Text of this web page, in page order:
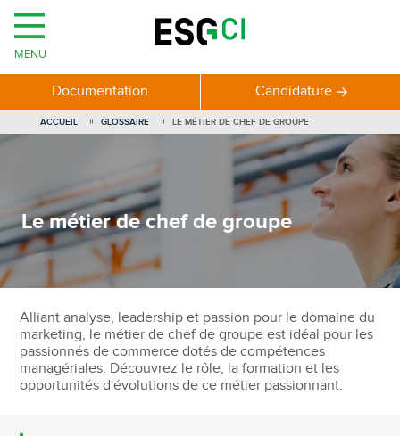
Le métier de chef de groupe
ACCUEIL GLOSSAIRE LE MÉTIER DE CHEF DE GROUPE
Alliant analyse, leadership et passion pour le domaine du
marketing, le métier de chef de groupe est idéal pour les
passionnés de commerce dotés de compétences
managériales. Découvrez le rôle, la formation et les
opportunités d'évolutions de ce métier passionnant.
MENU
Documentation Candidature